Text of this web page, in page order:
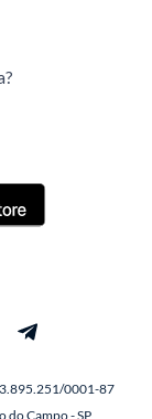
0001-87
do Campo - SP